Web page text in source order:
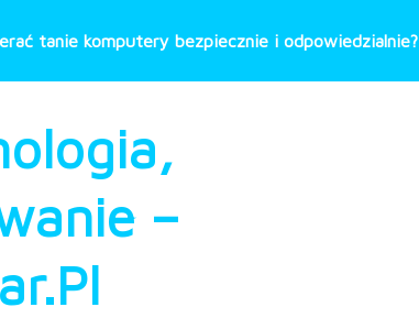
tanie komputery bezpiecznie i odpowiedzialnie?
–